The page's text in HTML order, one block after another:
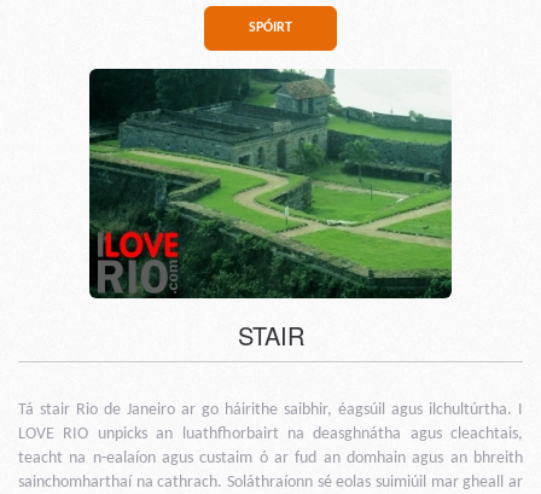
SPÓIRT
STAIR
Tá stair Rio de Janeiro ar go háirithe saibhir, éagsúil agus ilchultúrtha. I
LOVE RIO unpicks an luathfhorbairt na deasghnátha agus cleachtais,
teacht na n-ealaíon agus custaim ó ar fud an domhain agus an bhreith
sainchomharthaí na cathrach. Soláthraíonn sé eolas suimiúil mar gheall ar